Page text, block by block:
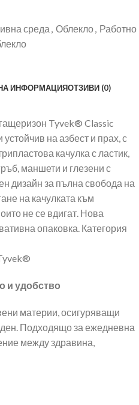
среда , Облекло, Работно
ИНФОРМАЦИЯОТЗИВИ (0)
Tyvek® Classic
на азбест и прах, с
качулка с ластик,
маншети и глезени с
дизайн за пълна свобода на
на качулката към
не се вдигат. Нова
опаковка. Категория
и удобство
материи, осигуряващи
Подходящо за ежедневна
между здравина,